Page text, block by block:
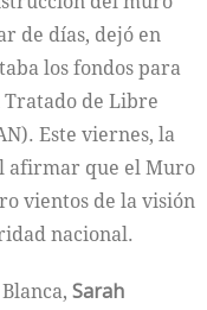
de días, dejó en
los fondos para
Tratado de Libre
Este viernes, la
afirmar que el Muro
vientos de la visión
nacional.
Sarah